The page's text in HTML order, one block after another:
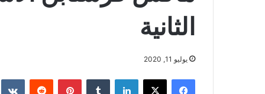
الثانية
يوليو 11, 2020
فيسبوك ‫X لينكدإن بينتيريست